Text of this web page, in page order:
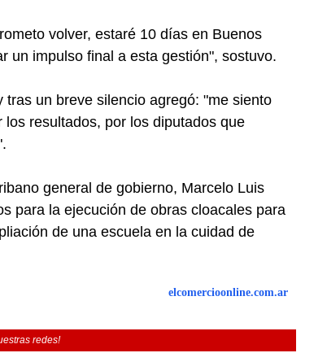
volver, estaré 10 días en Buenos
un impulso final a esta gestión", sostuvo.
un breve silencio agregó: "me siento
resultados, por los diputados que
general de gobierno, Marcelo Luis
para la ejecución de obras cloacales para
de una escuela en la cuidad de
elcomercioonline.com.ar
redes!